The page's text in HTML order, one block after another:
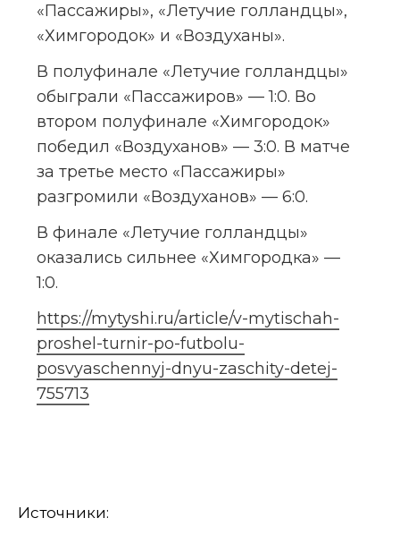
«Пассажиры», «Летучие голландцы»,
«Химгородок» и «Воздуханы».
В полуфинале «Летучие голландцы»
обыграли «Пассажиров» — 1:0. Во
втором полуфинале «Химгородок»
победил «Воздуханов» — 3:0. В матче
за третье место «Пассажиры»
разгромили «Воздуханов» — 6:0.
В финале «Летучие голландцы»
оказались сильнее «Химгородка» —
1:0.
https://mytyshi.ru/article/v-mytischah-
proshel-turnir-po-futbolu-
posvyaschennyj-dnyu-zaschity-detej-
755713
Источники: